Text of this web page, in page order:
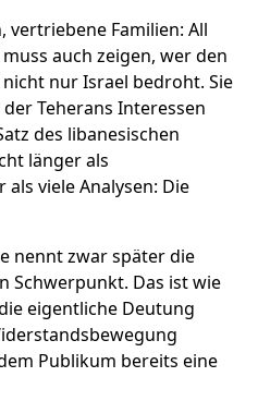
vertriebene Familien: All
auch zeigen, wer den
nur Israel bedroht. Sie
Teherans Interessen
des libanesischen
länger als
viele Analysen: Die
nennt zwar später die
Schwerpunkt. Das ist wie
eigentliche Deutung
Publikum bereits eine